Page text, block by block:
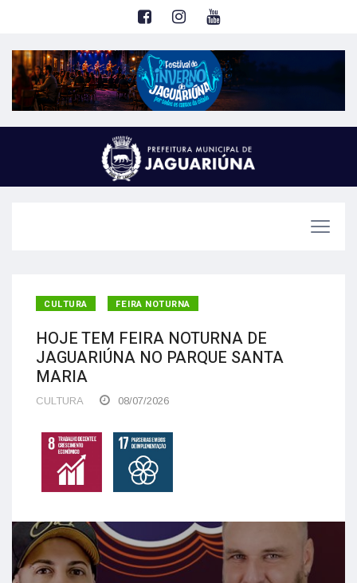
CULTURA FEIRA NOTURNA
HOJE TEM FEIRA NOTURNA DE
JAGUARIÚNA NO PARQUE SANTA
MARIA
CULTURA 08/07/2026